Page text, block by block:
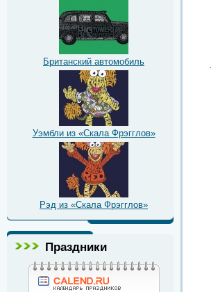
Британский автомобиль
Уэмбли из «Скала Фрэгглов»
Рэд из «Скала Фрэгглов»
Праздники